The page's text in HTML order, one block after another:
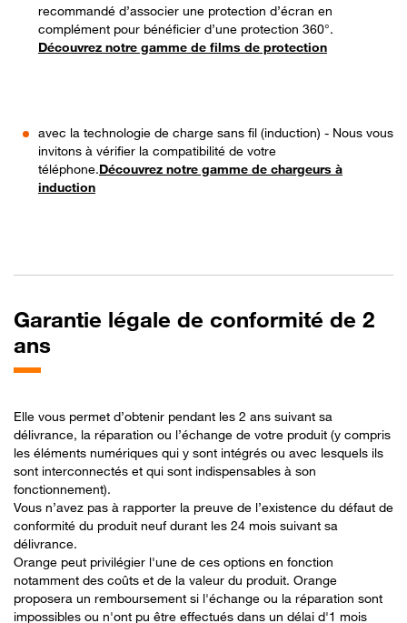
recommandé d’associer une protection d’écran en
complément pour bénéficier d’une protection 360°.
Découvrez notre gamme de films de protection
avec la technologie de charge sans fil (induction) - Nous vous
invitons à vérifier la compatibilité de votre
téléphone.Découvrez notre gamme de chargeurs à
induction
Garantie légale de conformité de 2
ans
Elle vous permet d’obtenir pendant les 2 ans suivant sa
délivrance, la réparation ou l’échange de votre produit (y compris
les éléments numériques qui y sont intégrés ou avec lesquels ils
sont interconnectés et qui sont indispensables à son
fonctionnement).
Vous n’avez pas à rapporter la preuve de l’existence du défaut de
conformité du produit neuf durant les 24 mois suivant sa
délivrance.
Orange peut privilégier l'une de ces options en fonction
notamment des coûts et de la valeur du produit. Orange
proposera un remboursement si l'échange ou la réparation sont
impossibles ou n'ont pu être effectués dans un délai d'1 mois